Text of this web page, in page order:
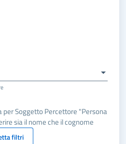
per Soggetto Percettore "Persona
sia il nome che il cognome
filtri